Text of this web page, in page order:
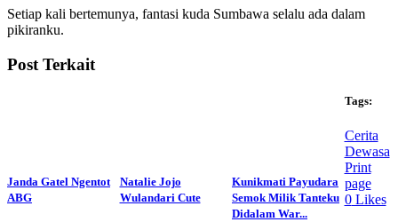
Setiap kali bertemunya, fantasi kuda Sumbawa selalu ada dalam
pikiranku.
Post Terkait
Janda Gatel Ngentot
ABG
Natalie Jojo
Wulandari Cute
Kunikmati Payudara
Semok Milik Tanteku
Didalam War...
Tags:
Cerita
Dewasa
Print
page
0Likes